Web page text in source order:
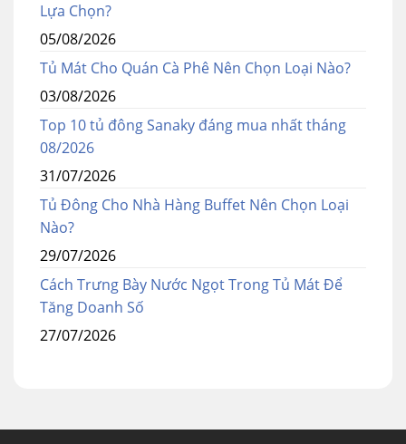
Lựa Chọn?
05/08/2026
Tủ Mát Cho Quán Cà Phê Nên Chọn Loại Nào?
03/08/2026
Top 10 tủ đông Sanaky đáng mua nhất tháng
08/2026
31/07/2026
Tủ Đông Cho Nhà Hàng Buffet Nên Chọn Loại
Nào?
29/07/2026
Cách Trưng Bày Nước Ngọt Trong Tủ Mát Để
Tăng Doanh Số
27/07/2026